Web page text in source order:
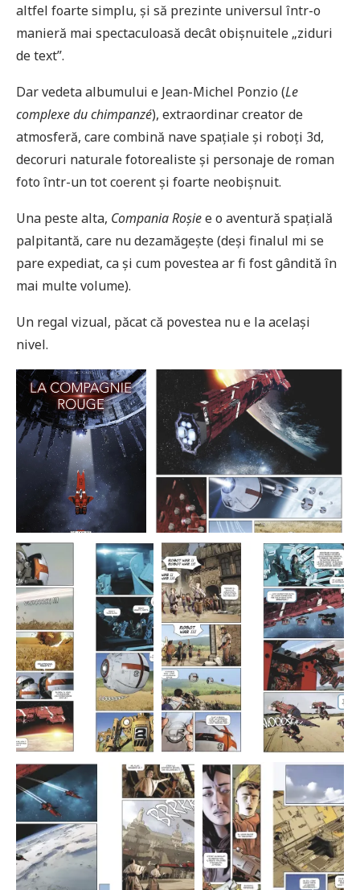
altfel foarte simplu, și să prezinte universul într-o
manieră mai spectaculoasă decât obișnuitele „ziduri
de text”.
Dar vedeta albumului e Jean-Michel Ponzio (Le
complexe du chimpanzé), extraordinar creator de
atmosferă, care combină nave spațiale și roboți 3d,
decoruri naturale fotorealiste și personaje de roman
foto într-un tot coerent și foarte neobișnuit.
Una peste alta, Compania Roșiee o aventură spațială
palpitantă, care nu dezamăgește (deși finalul mi se
pare expediat, ca și cum povestea ar fi fost gândită în
mai multe volume).
Un regal vizual, păcat că povestea nu e la același
nivel.